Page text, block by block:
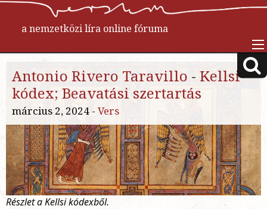
a nemzetközi líra online fóruma
Antonio Rivero Taravillo - Kellsi
kódex; Beavatási szertartás
március 2, 2024 - Vers
Részlet a Kellsi kódexből.